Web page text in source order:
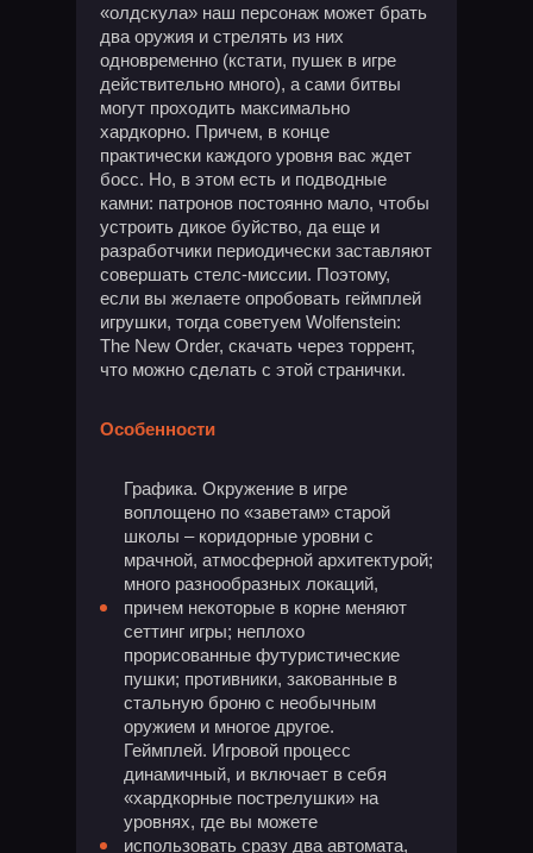
«олдскула» наш персонаж может брать
два оружия и стрелять из них
одновременно (кстати, пушек в игре
действительно много), а сами битвы
могут проходить максимально
хардкорно. Причем, в конце
практически каждого уровня вас ждет
босс. Но, в этом есть и подводные
камни: патронов постоянно мало, чтобы
устроить дикое буйство, да еще и
разработчики периодически заставляют
совершать стелс-миссии. Поэтому,
если вы желаете опробовать геймплей
игрушки, тогда советуем Wolfenstein:
The New Order, скачать через торрент,
что можно сделать с этой странички.
Особенности
Графика. Окружение в игре
воплощено по «заветам» старой
школы – коридорные уровни с
мрачной, атмосферной архитектурой;
много разнообразных локаций,
причем некоторые в корне меняют
сеттинг игры; неплохо
прорисованные футуристические
пушки; противники, закованные в
стальную броню с необычным
оружием и многое другое.
Геймплей. Игровой процесс
динамичный, и включает в себя
«хардкорные пострелушки» на
уровнях, где вы можете
использовать сразу два автомата,